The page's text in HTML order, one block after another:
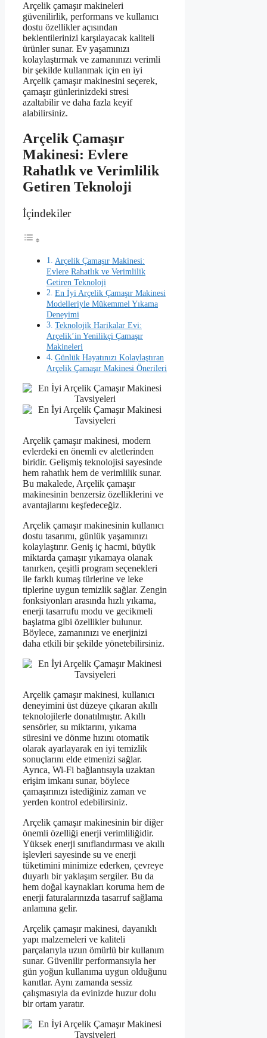
Arçelik çamaşır makineleri
güvenilirlik, performans ve kullanıcı
dostu özellikler açısından
beklentilerinizi karşılayacak kaliteli
ürünler sunar. Ev yaşamınızı
kolaylaştırmak ve zamanınızı verimli
bir şekilde kullanmak için en iyi
Arçelik çamaşır makinesini seçerek,
çamaşır günlerinizdeki stresi
azaltabilir ve daha fazla keyif
alabilirsiniz.
Arçelik Çamaşır
Makinesi: Evlere
Rahatlık ve Verimlilik
Getiren Teknoloji
İçindekiler
Arçelik Çamaşır Makinesi:
Evlere Rahatlık ve Verimlilik
Getiren Teknoloji
En İyi Arçelik Çamaşır Makinesi
Modelleriyle Mükemmel Yıkama
Deneyimi
Teknolojik Harikalar Evi:
Arçelik’in Yenilikçi Çamaşır
Makineleri
Günlük Hayatınızı Kolaylaştıran
Arçelik Çamaşır Makinesi Önerileri
Arçelik çamaşır makinesi, modern
evlerdeki en önemli ev aletlerinden
biridir. Gelişmiş teknolojisi sayesinde
hem rahatlık hem de verimlilik sunar.
Bu makalede, Arçelik çamaşır
makinesinin benzersiz özelliklerini ve
avantajlarını keşfedeceğiz.
Arçelik çamaşır makinesinin kullanıcı
dostu tasarımı, günlük yaşamınızı
kolaylaştırır. Geniş iç hacmi, büyük
miktarda çamaşır yıkamaya olanak
tanırken, çeşitli program seçenekleri
ile farklı kumaş türlerine ve leke
tiplerine uygun temizlik sağlar. Zengin
fonksiyonları arasında hızlı yıkama,
enerji tasarrufu modu ve gecikmeli
başlatma gibi özellikler bulunur.
Böylece, zamanınızı ve enerjinizi
daha etkili bir şekilde yönetebilirsiniz.
Arçelik çamaşır makinesi, kullanıcı
deneyimini üst düzeye çıkaran akıllı
teknolojilerle donatılmıştır. Akıllı
sensörler, su miktarını, yıkama
süresini ve dönme hızını otomatik
olarak ayarlayarak en iyi temizlik
sonuçlarını elde etmenizi sağlar.
Ayrıca, Wi-Fi bağlantısıyla uzaktan
erişim imkanı sunar, böylece
çamaşırınızı istediğiniz zaman ve
yerden kontrol edebilirsiniz.
Arçelik çamaşır makinesinin bir diğer
önemli özelliği enerji verimliliğidir.
Yüksek enerji sınıflandırması ve akıllı
işlevleri sayesinde su ve enerji
tüketimini minimize ederken, çevreye
duyarlı bir yaklaşım sergiler. Bu da
hem doğal kaynakları koruma hem de
enerji faturalarınızda tasarruf sağlama
anlamına gelir.
Arçelik çamaşır makinesi, dayanıklı
yapı malzemeleri ve kaliteli
parçalarıyla uzun ömürlü bir kullanım
sunar. Güvenilir performansıyla her
gün yoğun kullanıma uygun olduğunu
kanıtlar. Aynı zamanda sessiz
çalışmasıyla da evinizde huzur dolu
bir ortam yaratır.